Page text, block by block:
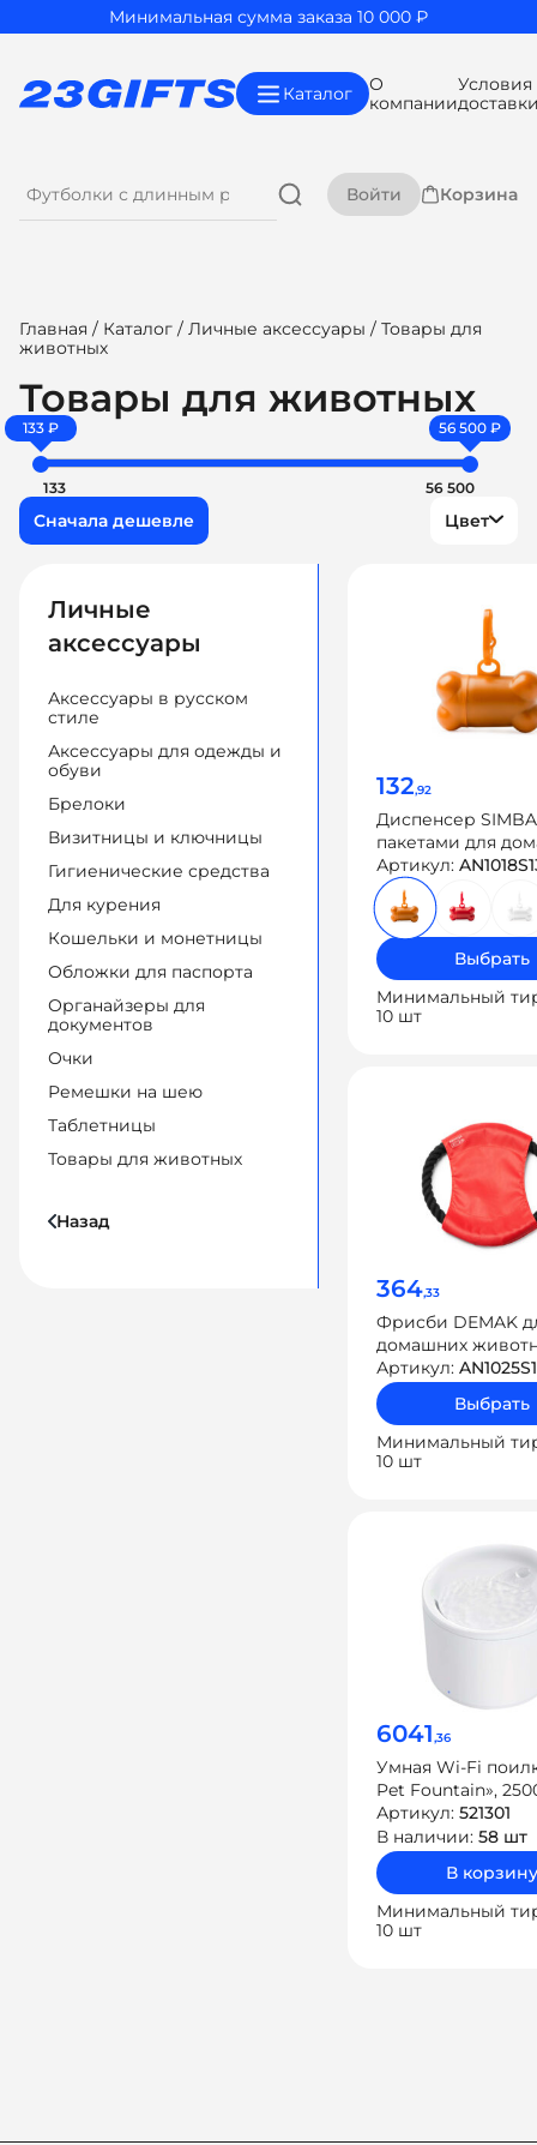
Минимальная сумма заказа 10 000 ₽
Каталог
О
компании
Условия
Войти Корзина
Главная / Каталог / Личные аксессуары / Товары для
животных
Товары для животных
133 ₽ 56 500 ₽
133 56 500
Цвет
Личные
аксессуары
Аксессуары в русском
стиле
Аксессуары для одежды и
обуви
Брелоки
Визитницы и ключницы
Гигиенические средства
Для курения
Кошельки и монетницы
Обложки для паспорта
Органайзеры для
документов
Очки
Ремешки на шею
Таблетницы
Товары для животных
Назад
132,92
Диспенсер
пакетами для
животных
Артикул:
Выбрать
Минимальный
10 шт
364,33
Фрисби DEMAK
домашних
Артикул:
Выбрать
Минимальный
10 шт
6041,36
Умная Wi-Fi
Pet Fountain»,
Артикул: 521301
В наличии: 58 шт
В корзину
Минимальный
10 шт